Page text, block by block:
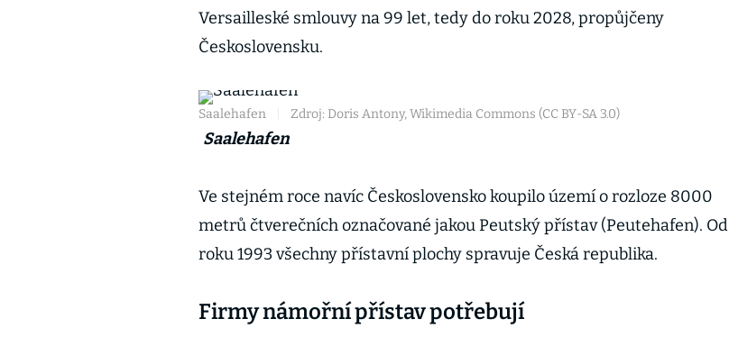
Versailleské smlouvy na 99 let, tedy do roku 2028, propůjčeny
Československu.
Saalehafen Zdroj: Doris Antony, Wikimedia Commons (CC BY-SA 3.0)
Saalehafen
Ve stejném roce navíc Československo koupilo území o rozloze 8000
metrů čtverečních označované jakou Peutský přístav (Peutehafen). Od
roku 1993 všechny přístavní plochy spravuje Česká republika.
Firmy námořní přístav potřebují